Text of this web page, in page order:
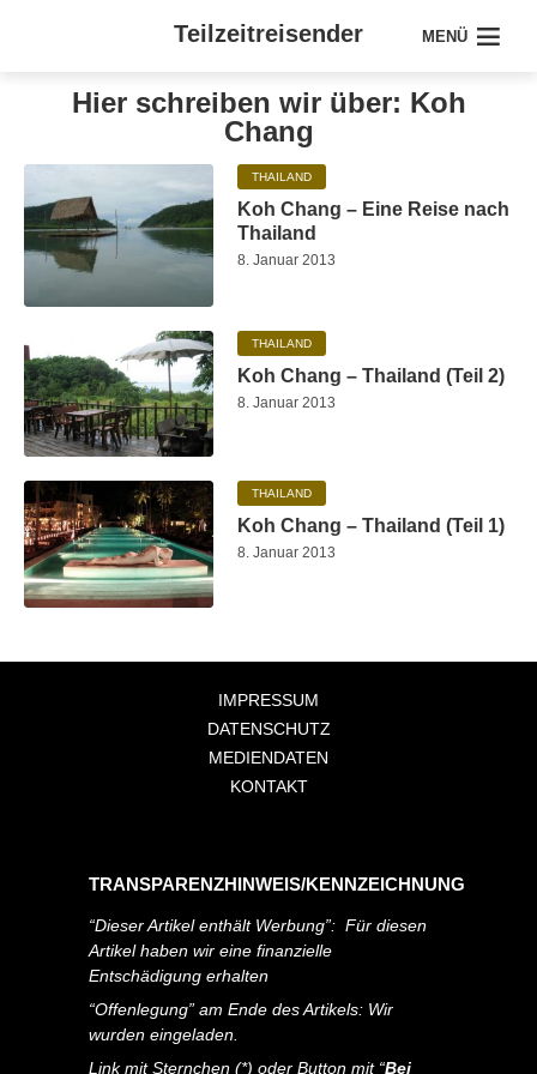
Teilzeitreisender MENÜ
Hier schreiben wir über: Koh
Chang
THAILAND
Koh Chang – Eine Reise nach
Thailand
8. Januar 2013
THAILAND
Koh Chang – Thailand (Teil 2)
8. Januar 2013
THAILAND
Koh Chang – Thailand (Teil 1)
8. Januar 2013
IMPRESSUM
DATENSCHUTZ
MEDIENDATEN
KONTAKT
TRANSPARENZHINWEIS/KENNZEICHNUNG
“Dieser Artikel enthält Werbung”: Für diesen
Artikel haben wir eine finanzielle
Entschädigung erhalten
“Offenlegung” am Ende des Artikels: Wir
wurden eingeladen.
Link mit Sternchen (*) oder Button mit “Bei